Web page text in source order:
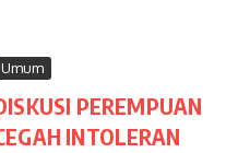
Umum
PEREMPUAN
INTOLERAN